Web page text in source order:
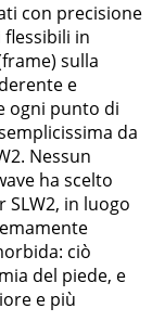
con precisione
in
sulla
e
ogni punto di
da
Nessun
ha scelto
SLW2, in luogo
ciò
del piede, e
e più